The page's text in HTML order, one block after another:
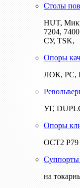
Столы
HUT,
7204,
СУ, TSK,
Опоры
ЛОК, РС,
УГ,
Опоры
ОСТ2 Р79
на